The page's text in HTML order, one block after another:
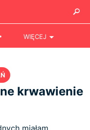
WIĘCEJ
krwawienie
miałam